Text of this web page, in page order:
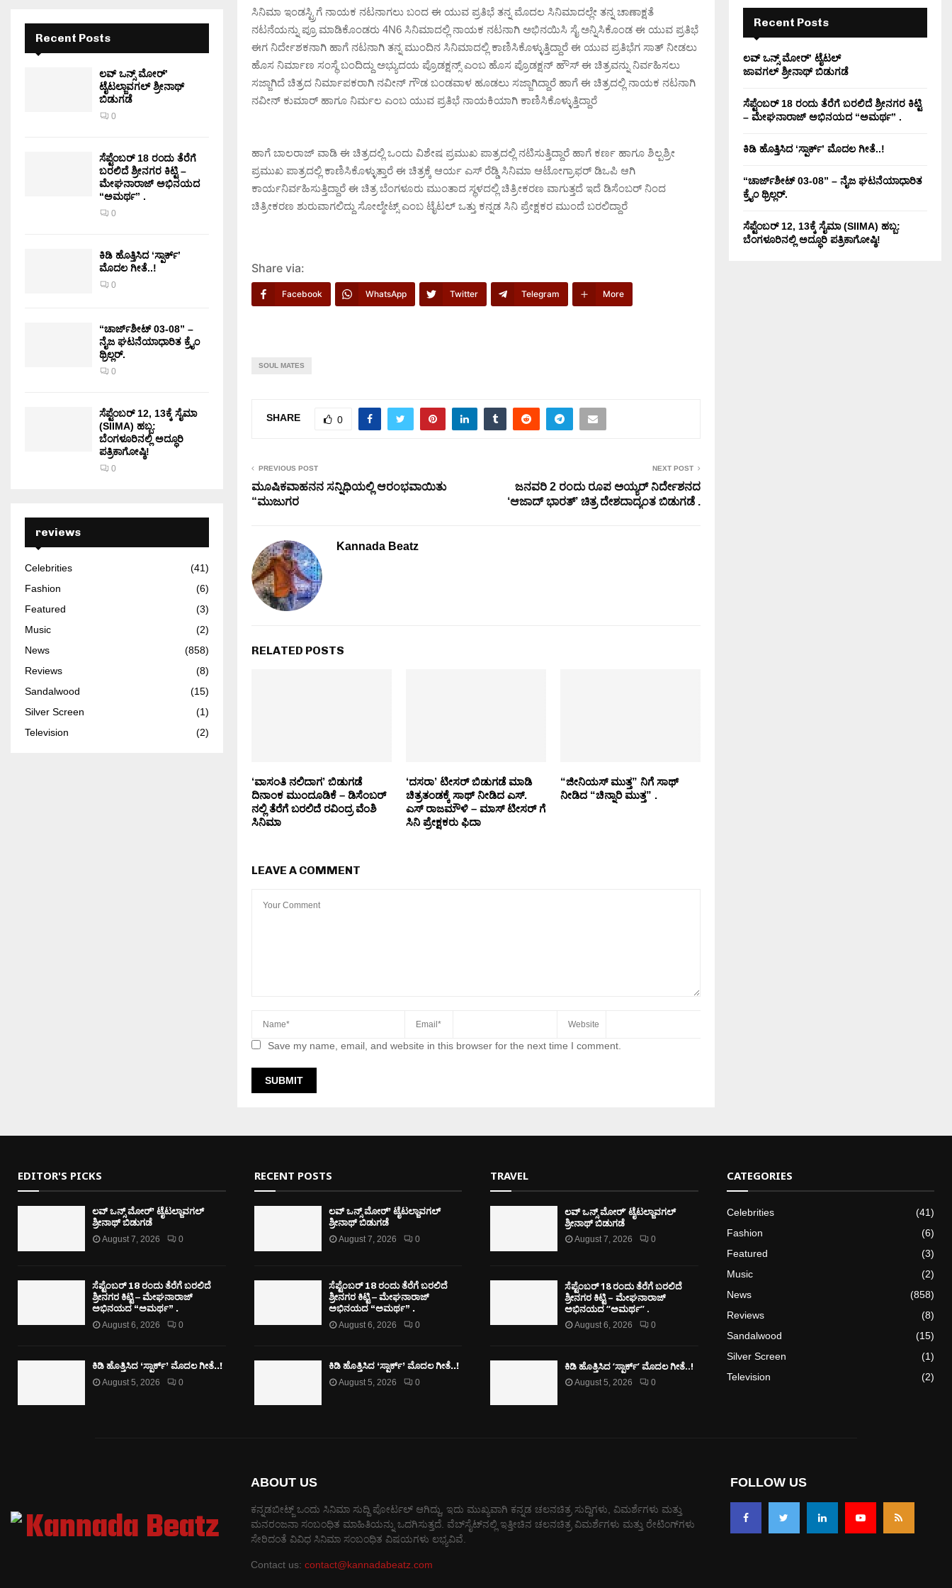
ಸಿನಿಮಾ ಇಂಡಸ್ಟ್ರಿಗೆ ನಾಯಕ ನಟನಾಗಲು ಬಂದ ಈ ಯುವ ಪ್ರತಿಭೆ ತನ್ನ ಮೊದಲ ಸಿನಿಮಾದಲ್ಲೇ ತನ್ನ ಚಾಣಾಕ್ಷತೆ
ನಟನೆಯನ್ನು ಪ್ರೂ ಮಾಡಿಕೊಂಡರು 4N6 ಸಿನಿಮಾದಲ್ಲಿ ನಾಯಕ ನಟನಾಗಿ ಅಭಿನಯಿಸಿ ಸೈ ಅನ್ನಿಸಿಕೊಂಡ ಈ ಯುವ ಪ್ರತಿಭೆ
ಈಗ ನಿರ್ದೇಶಕನಾಗಿ ಹಾಗೆ ನಟನಾಗಿ ತನ್ನ ಮುಂದಿನ ಸಿನಿಮಾದಲ್ಲಿ ಕಾಣಿಸಿಕೊಳ್ಳುತ್ತಿದ್ದಾರೆ ಈ ಯುವ ಪ್ರತಿಭೆಗ ಸಾತ್ ನೀಡಲು
ಹೊಸ ನಿರ್ಮಾಣ ಸಂಸ್ಥೆ ಬಂದಿದ್ದು ಅಭ್ಯುದಯ ಪ್ರೊಡಕ್ಷನ್ಸ್ ಎಂಬ ಹೊಸ ಪ್ರೊಡಕ್ಷನ್ ಹೌಸ್ ಈ ಚಿತ್ರವನ್ನು ನಿರ್ವಹಿಸಲು
ಸಜ್ಜಾಗಿದೆ ಚಿತ್ರದ ನಿರ್ಮಾಪಕರಾಗಿ ನವೀನ್ ಗೌಡ ಬಂಡವಾಳ ಹೂಡಲು ಸಜ್ಜಾಗಿದ್ದಾರೆ ಹಾಗೆ ಈ ಚಿತ್ರದಲ್ಲಿ ನಾಯಕ ನಟನಾಗಿ
ನವೀನ್ ಕುಮಾರ್ ಹಾಗೂ ನಿರ್ಮಲ ಎಂಬ ಯುವ ಪ್ರತಿಭೆ ನಾಯಕಿಯಾಗಿ ಕಾಣಿಸಿಕೊಳ್ಳುತ್ತಿದ್ದಾರೆ
ಹಾಗೆ ಬಾಲರಾಜ್ ವಾಡಿ ಈ ಚಿತ್ರದಲ್ಲಿ ಒಂದು ವಿಶೇಷ ಪ್ರಮುಖ ಪಾತ್ರದಲ್ಲಿ ನಟಿಸುತ್ತಿದ್ದಾರೆ ಹಾಗೆ ಕರ್ಣ ಹಾಗೂ ಶಿಲ್ಪಶ್ರೀ
ಪ್ರಮುಖ ಪಾತ್ರದಲ್ಲಿ ಕಾಣಿಸಿಕೊಳ್ಳುತ್ತಾರೆ ಈ ಚಿತ್ರಕ್ಕೆ ಆರ್ಯ ಎಸ್ ರೆಡ್ಡಿ ಸಿನಿಮಾ ಆಟೋಗ್ರಾಫರ್ ಡಿಒಪಿ ಆಗಿ
ಕಾರ್ಯನಿರ್ವಹಿಸುತ್ತಿದ್ದಾರೆ ಈ ಚಿತ್ರ ಬೆಂಗಳೂರು ಮುಂತಾದ ಸ್ಥಳದಲ್ಲಿ ಚಿತ್ರೀಕರಣ ವಾಗುತ್ತದೆ ಇದೆ ಡಿಸೆಂಬರ್ ನಿಂದ
ಚಿತ್ರೀಕರಣ ಶುರುವಾಗಲಿದ್ದು ಸೋಲ್ಮೇಟ್ಸ್ ಎಂಬ ಟೈಟಲ್ ಒತ್ತು ಕನ್ನಡ ಸಿನಿ ಪ್ರೇಕ್ಷಕರ ಮುಂದೆ ಬರಲಿದ್ದಾರೆ
Share via:
Facebook WhatsApp Twitter Telegram More
SOUL MATES
SHARE 0
PREVIOUS POST
ಮೂಷಿಕವಾಹನನ ಸನ್ನಿಧಿಯಲ್ಲಿ ಆರಂಭವಾಯಿತು
“ಮುಜುಗರ
NEXT POST
ಜನವರಿ 2 ರಂದು ರೂಪ ಅಯ್ಯರ್ ನಿರ್ದೇಶನದ
‘ಆಜಾದ್ ಭಾರತ್’ ಚಿತ್ರ ದೇಶದಾದ್ಯಂತ ಬಿಡುಗಡೆ .
Kannada Beatz
RELATED POSTS
‘ವಾಸಂತಿ ನಲಿದಾಗ’ ಬಿಡುಗಡೆ
ದಿನಾಂಕ ಮುಂದೂಡಿಕೆ – ಡಿಸೆಂಬರ್
ನಲ್ಲಿ ತೆರೆಗೆ ಬರಲಿದೆ ರವಿಂದ್ರ ವೆಂಶಿ
ಸಿನಿಮಾ
‘ದಸರಾ’ ಟೀಸರ್ ಬಿಡುಗಡೆ ಮಾಡಿ
ಚಿತ್ರತಂಡಕ್ಕೆ ಸಾಥ್ ನೀಡಿದ ಎಸ್.
ಎಸ್ ರಾಜಮೌಳಿ – ಮಾಸ್ ಟೀಸರ್ ಗೆ
ಸಿನಿ ಪ್ರೇಕ್ಷಕರು ಫಿದಾ
“ಜೀನಿಯಸ್ ಮುತ್ತ” ನಿಗೆ ಸಾಥ್
ನೀಡಿದ “ಚಿನ್ನಾರಿ ಮುತ್ತ” .
LEAVE A COMMENT
Save my name, email, and website in this browser for the next time I comment.
Recent Posts
ಲವ್ ಒನ್ಸ್ ಮೋರ್’
ಟೈಟಲ್ಜಾವಗಲ್ ಶ್ರೀನಾಥ್
ಬಿಡುಗಡೆ
0
ಸೆಪ್ಟೆಂಬರ್ 18 ರಂದು ತೆರೆಗೆ
ಬರಲಿದೆ ಶ್ರೀನಗರ ಕಿಟ್ಟಿ –
ಮೇಘನಾರಾಜ್ ಅಭಿನಯದ
“ಅಮರ್ಥ” .
0
ಕಿಡಿ‌‌ ಹೊತ್ತಿಸಿದ ‘ಸ್ಪಾರ್ಕ್’
ಮೊದಲ‌ ಗೀತೆ..!
0
“ಚಾರ್ಜ್‌ಶೀಟ್ 03-08” –
ನೈಜ ಘಟನೆಯಾಧಾರಿತ ಕ್ರೈಂ
ಥ್ರಿಲ್ಲರ್.
0
ಸೆಪ್ಟೆಂಬರ್ 12, 13ಕ್ಕೆ ಸೈಮಾ
(SIIMA) ಹಬ್ಬ:
ಬೆಂಗಳೂರಿನಲ್ಲಿ ಅದ್ಧೂರಿ
ಪತ್ರಿಕಾಗೋಷ್ಠಿ!
0
reviews
Celebrities
(41)
Fashion
(6)
Featured
(3)
Music
(2)
News
(858)
Reviews
(8)
Sandalwood
(15)
Silver Screen
(1)
Television
(2)
Recent Posts
ಲವ್ ಒನ್ಸ್ ಮೋರ್’ ಟೈಟಲ್
ಜಾವಗಲ್ ಶ್ರೀನಾಥ್ ಬಿಡುಗಡೆ
ಸೆಪ್ಟೆಂಬರ್ 18 ರಂದು ತೆರೆಗೆ ಬರಲಿದೆ ಶ್ರೀನಗರ ಕಿಟ್ಟಿ
– ಮೇಘನಾರಾಜ್ ಅಭಿನಯದ “ಅಮರ್ಥ” .
ಕಿಡಿ‌‌ ಹೊತ್ತಿಸಿದ ‘ಸ್ಪಾರ್ಕ್’ ಮೊದಲ‌ ಗೀತೆ..!
“ಚಾರ್ಜ್‌ಶೀಟ್ 03-08” – ನೈಜ ಘಟನೆಯಾಧಾರಿತ
ಕ್ರೈಂ ಥ್ರಿಲ್ಲರ್.
ಸೆಪ್ಟೆಂಬರ್ 12, 13ಕ್ಕೆ ಸೈಮಾ (SIIMA) ಹಬ್ಬ:
ಬೆಂಗಳೂರಿನಲ್ಲಿ ಅದ್ಧೂರಿ ಪತ್ರಿಕಾಗೋಷ್ಠಿ!
EDITOR'S PICKS
ಲವ್ ಒನ್ಸ್ ಮೋರ್’ ಟೈಟಲ್ಜಾವಗಲ್
ಶ್ರೀನಾಥ್ ಬಿಡುಗಡೆ
August 7, 2026 0
ಸೆಪ್ಟೆಂಬರ್ 18 ರಂದು ತೆರೆಗೆ ಬರಲಿದೆ
ಶ್ರೀನಗರ ಕಿಟ್ಟಿ – ಮೇಘನಾರಾಜ್
ಅಭಿನಯದ “ಅಮರ್ಥ” .
August 6, 2026 0
ಕಿಡಿ‌‌ ಹೊತ್ತಿಸಿದ ‘ಸ್ಪಾರ್ಕ್’ ಮೊದಲ‌ ಗೀತೆ..!
August 5, 2026 0
RECENT POSTS
ಲವ್ ಒನ್ಸ್ ಮೋರ್’ ಟೈಟಲ್ಜಾವಗಲ್
ಶ್ರೀನಾಥ್ ಬಿಡುಗಡೆ
August 7, 2026 0
ಸೆಪ್ಟೆಂಬರ್ 18 ರಂದು ತೆರೆಗೆ ಬರಲಿದೆ
ಶ್ರೀನಗರ ಕಿಟ್ಟಿ – ಮೇಘನಾರಾಜ್
ಅಭಿನಯದ “ಅಮರ್ಥ” .
August 6, 2026 0
ಕಿಡಿ‌‌ ಹೊತ್ತಿಸಿದ ‘ಸ್ಪಾರ್ಕ್’ ಮೊದಲ‌ ಗೀತೆ..!
August 5, 2026 0
TRAVEL
ಲವ್ ಒನ್ಸ್ ಮೋರ್’ ಟೈಟಲ್ಜಾವಗಲ್
ಶ್ರೀನಾಥ್ ಬಿಡುಗಡೆ
August 7, 2026 0
ಸೆಪ್ಟೆಂಬರ್ 18 ರಂದು ತೆರೆಗೆ ಬರಲಿದೆ
ಶ್ರೀನಗರ ಕಿಟ್ಟಿ – ಮೇಘನಾರಾಜ್
ಅಭಿನಯದ “ಅಮರ್ಥ” .
August 6, 2026 0
ಕಿಡಿ‌‌ ಹೊತ್ತಿಸಿದ ‘ಸ್ಪಾರ್ಕ್’ ಮೊದಲ‌ ಗೀತೆ..!
August 5, 2026 0
CATEGORIES
Celebrities
(41)
Fashion
(6)
Featured
(3)
Music
(2)
News
(858)
Reviews
(8)
Sandalwood
(15)
Silver Screen
(1)
Television
(2)
ABOUT US
ಕನ್ನಡಬೀಟ್ಜ್ ಒಂದು ಸಿನಿಮಾ ಸುದ್ದಿ ಪೋರ್ಟಲ್ ಆಗಿದ್ದು, ಇದು ಮುಖ್ಯವಾಗಿ ಕನ್ನಡ ಚಲನಚಿತ್ರ ಸುದ್ದಿಗಳು, ವಿಮರ್ಶೆಗಳು ಮತ್ತು
ಮನರಂಜನಾ ಸಂಬಂಧಿತ ಮಾಹಿತಿಯನ್ನು ಒದಗಿಸುತ್ತದೆ. ವೆಬ್‌ಸೈಟ್‌ನಲ್ಲಿ ಇತ್ತೀಚಿನ ಚಲನಚಿತ್ರ ವಿಮರ್ಶೆಗಳು ಮತ್ತು ರೇಟಿಂಗ್‌ಗಳು
ಸೇರಿದಂತೆ ವಿವಿಧ ಸಿನಿಮಾ ಸಂಬಂಧಿತ ವಿಷಯಗಳು ಲಭ್ಯವಿವೆ.
Contact us: contact@kannadabeatz.com
FOLLOW US